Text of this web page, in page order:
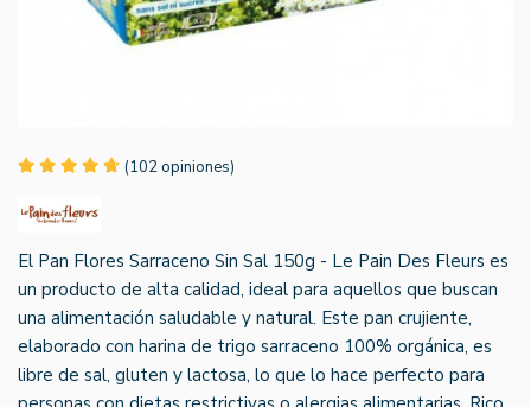
(102 opiniones)
El Pan Flores Sarraceno Sin Sal 150g - Le Pain Des Fleurs es
un producto de alta calidad, ideal para aquellos que buscan
una alimentación saludable y natural. Este pan crujiente,
elaborado con harina de trigo sarraceno 100% orgánica, es
libre de sal, gluten y lactosa, lo que lo hace perfecto para